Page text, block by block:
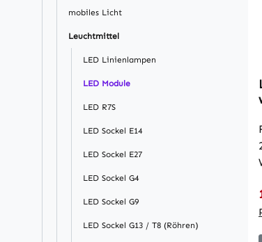
mobiles Licht
Leuchtmittel
LED Linienlampen
LED Module
LED R7S
LED Sockel E14
LED Sockel E27
LED Sockel G4
LED Sockel G9
LED Sockel G13 / T8 (Röhren)